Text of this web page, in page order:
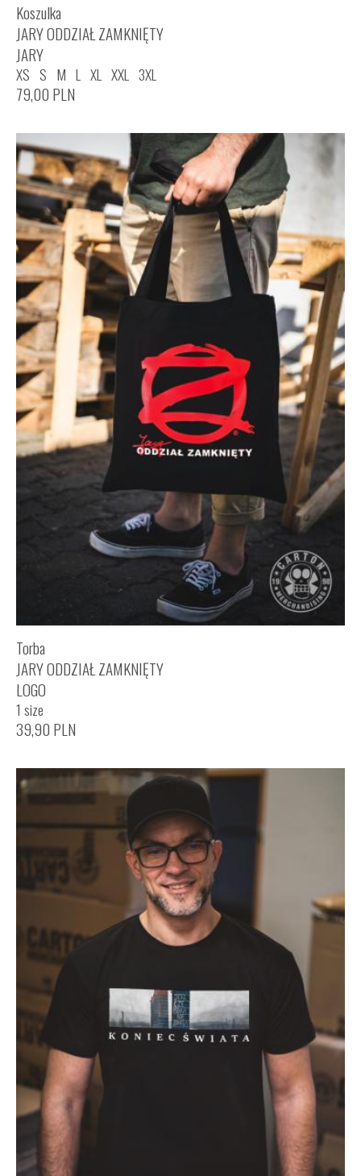
Koszulka
JARY ODDZIAŁ ZAMKNIĘTY
JARY
XS S M L XL XXL 3XL
79,00 PLN
Torba
JARY ODDZIAŁ ZAMKNIĘTY
LOGO
1 size
39,90 PLN